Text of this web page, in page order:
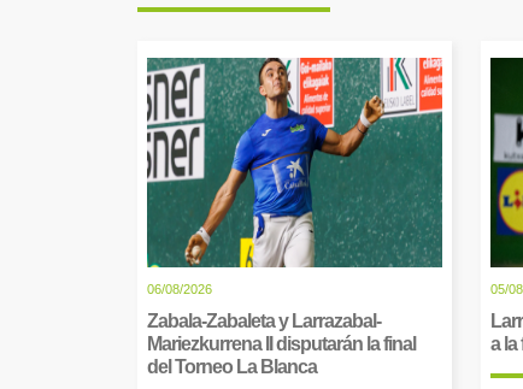
06/08/2026
Zabala-Zabaleta y Larrazabal-
Mariezkurrena II disputarán la final
del Torneo La Blanca
05/
a la